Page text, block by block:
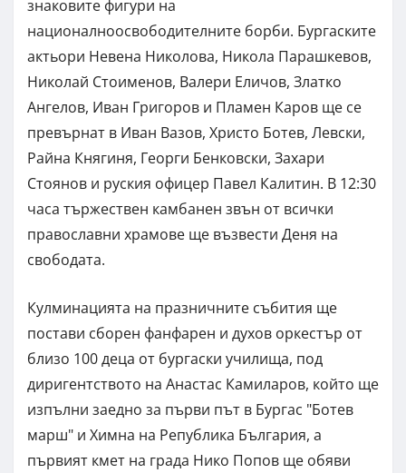
знаковите фигури на
националноосвободителните борби. Бургаските
актьори Невена Николова, Никола Парашкевов,
Николай Стоименов, Валери Еличов, Златко
Ангелов, Иван Григоров и Пламен Каров ще се
превърнат в Иван Вазов, Христо Ботев, Левски,
Райна Княгиня, Георги Бенковски, Захари
Стоянов и руския офицер Павел Калитин. В 12:30
часа тържествен камбанен звън от всички
православни храмове ще възвести Деня на
свободата.
Кулминацията на празничните събития ще
постави сборен фанфарен и духов оркестър от
близо 100 деца от бургаски училища, под
диригентството на Анастас Камиларов, който ще
изпълни заедно за първи път в Бургас "Ботев
марш" и Химна на Република България, а
първият кмет на града Нико Попов ще обяви